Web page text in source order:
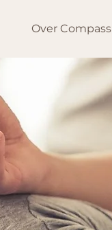
Over Compass